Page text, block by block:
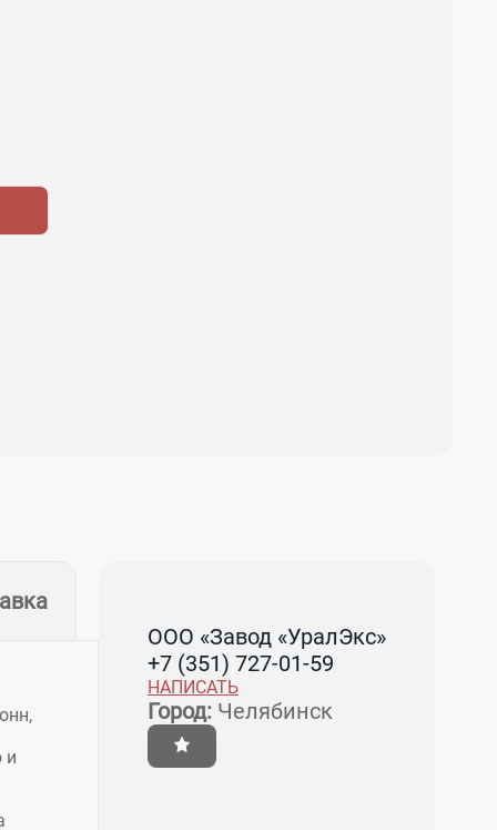
и
ООО «Завод «УралЭкс»
+7 (351) 727-01-59
НАПИСАТЬ
Город: Челябинск